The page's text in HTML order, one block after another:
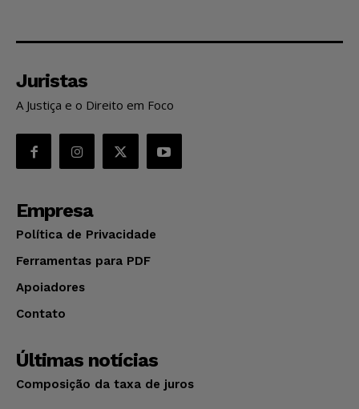
Juristas
A Justiça e o Direito em Foco
Empresa
Política de Privacidade
Ferramentas para PDF
Apoiadores
Contato
Últimas notícias
Composição da taxa de juros